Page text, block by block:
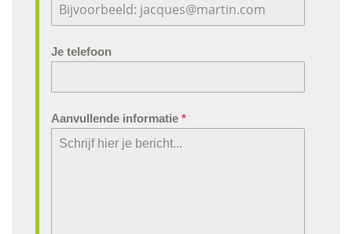
Je telefoon
Aanvullende informatie *